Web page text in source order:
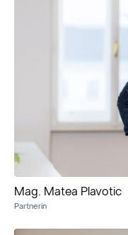
Mag. Matea Plavotic
Partnerin